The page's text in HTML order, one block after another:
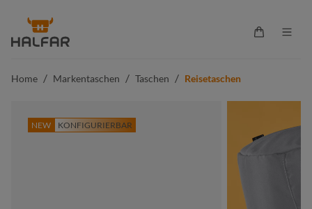
springen
Home / Markentaschen / Taschen / Reisetaschen
NEW KONFIGURIERBAR